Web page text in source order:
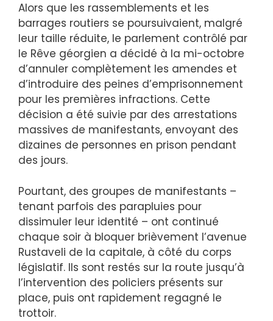
Alors que les rassemblements et les
barrages routiers se poursuivaient, malgré
leur taille réduite, le parlement contrôlé par
le Rêve géorgien a décidé à la mi-octobre
d’annuler complètement les amendes et
d’introduire des peines d’emprisonnement
pour les premières infractions. Cette
décision a été suivie par des arrestations
massives de manifestants, envoyant des
dizaines de personnes en prison pendant
des jours.
Pourtant, des groupes de manifestants –
tenant parfois des parapluies pour
dissimuler leur identité – ont continué
chaque soir à bloquer brièvement l’avenue
Rustaveli de la capitale, à côté du corps
législatif. Ils sont restés sur la route jusqu’à
l’intervention des policiers présents sur
place, puis ont rapidement regagné le
trottoir.